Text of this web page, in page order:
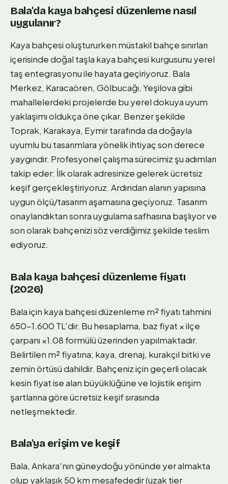
Bala'da kaya bahçesi düzenleme nasıl
uygulanır?
Kaya bahçesi oluştururken müstakil bahçe sınırları
içerisinde doğal taşla kaya bahçesi kurgusunu yerel
taş entegrasyonu ile hayata geçiriyoruz. Bala
Merkez, Karacaören, Gölbucağı, Yeşilova gibi
mahallelerdeki projelerde bu yerel dokuya uyum
yaklaşımı oldukça öne çıkar. Benzer şekilde
Toprak, Karakaya, Eymir tarafında da doğayla
uyumlu bu tasarımlara yönelik ihtiyaç son derece
yaygındır. Profesyonel çalışma sürecimiz şu adımları
takip eder: İlk olarak adresinize gelerek ücretsiz
keşif gerçekleştiriyoruz. Ardından alanın yapısına
uygun ölçü/tasarım aşamasına geçiyoruz. Tasarım
onaylandıktan sonra uygulama safhasına başlıyor ve
son olarak bahçenizi söz verdiğimiz şekilde teslim
ediyoruz.
Bala kaya bahçesi düzenleme fiyatı
(2026)
Bala için kaya bahçesi düzenleme m² fiyatı tahmini
650-1.600 TL'dir. Bu hesaplama, baz fiyat × ilçe
çarpanı ×1.08 formülü üzerinden yapılmaktadır.
Belirtilen m² fiyatına; kaya, drenaj, kurakçıl bitki ve
zemin örtüsü dahildir. Bahçeniz için geçerli olacak
kesin fiyat ise alan büyüklüğüne ve lojistik erişim
şartlarına göre ücretsiz keşif sırasında
netleşmektedir.
Bala'ya erişim ve keşif
Bala, Ankara'nın güneydoğu yönünde yer almakta
olup yaklaşık 50 km mesafededir (uzak tier